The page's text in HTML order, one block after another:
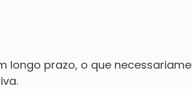
longo prazo, o que